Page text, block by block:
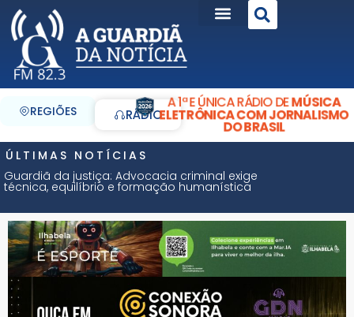
REGIÕES RÁDIO
A 1ª E ÚNICA RÁDIO DEMÚSICA
ELETRÔNICA COM JORNALISMO
DO BRASIL
ÚLTIMAS NOTÍCIAS
Guardiã da justiça: Advocacia criminal exige
técnica, equilíbrio e formação humanística